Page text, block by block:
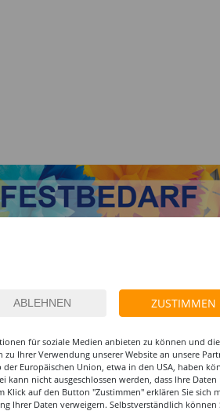
ZUSTIMMEN
für soziale Medien anbieten zu können und die
Ihrer Verwendung unserer Website an unsere
Europäischen Union, etwa in den USA, haben
kann nicht ausgeschlossen werden, dass Ihre Daten
auf den Button "Zustimmen" erklären Sie sich
Ihrer Daten verweigern. Selbstverständlich können